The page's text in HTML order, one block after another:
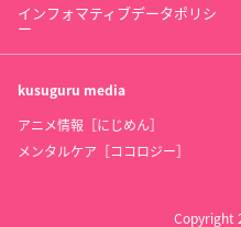
インフォマティブデータポリシ
ー
kusuguru media
アニメ情報［にじめん］
メンタルケア［ココロジー］
Copyright